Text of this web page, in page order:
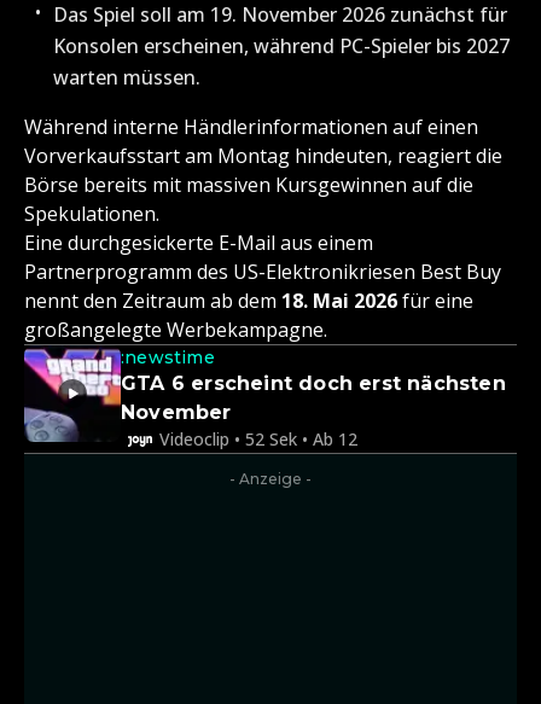
Das Spiel soll am 19. November 2026 zunächst für
Konsolen erscheinen, während PC-Spieler bis 2027
warten müssen.
Während interne Händlerinformationen auf einen
Vorverkaufsstart am Montag hindeuten, reagiert die
Börse bereits mit massiven Kursgewinnen auf die
Spekulationen.
Eine durchgesickerte E-Mail aus einem
Partnerprogramm des US-Elektronikriesen Best Buy
nennt den Zeitraum ab dem 18. Mai 2026für eine
großangelegte Werbekampagne.
:newstime
GTA 6 erscheint doch erst nächsten
November
Videoclip • 52 Sek • Ab 12
- Anzeige -